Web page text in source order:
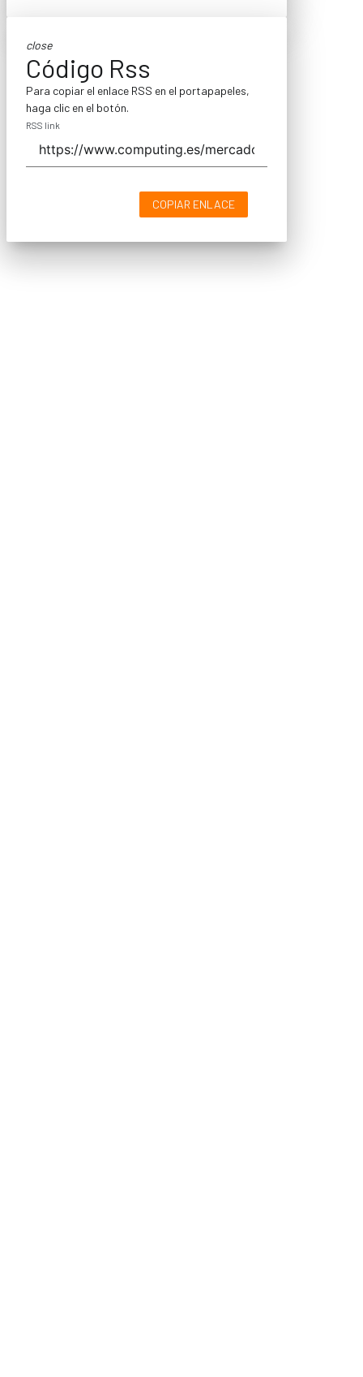
close
Código Rss
Para copiar el enlace RSS en el portapapeles,
haga clic en el botón.
RSS link
COPIAR ENLACE